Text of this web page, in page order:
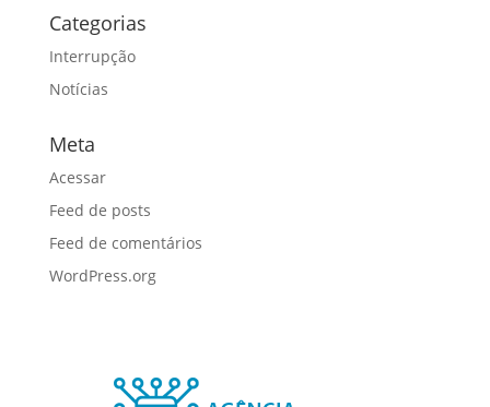
Categorias
Interrupção
Notícias
Meta
Acessar
Feed de posts
Feed de comentários
WordPress.org